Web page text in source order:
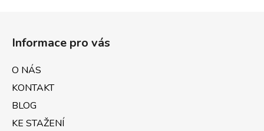
Informace pro vás
O NÁS
KONTAKT
BLOG
KE STAŽENÍ